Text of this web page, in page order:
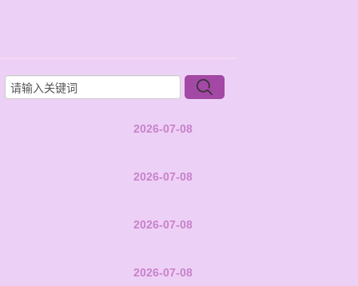
2026-07-08
2026-07-08
2026-07-08
2026-07-08